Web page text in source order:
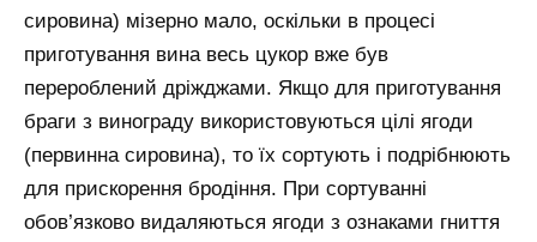
сировина) мізерно мало, оскільки в процесі
приготування вина весь цукор вже був
перероблений дріжджами. Якщо для приготування
браги з винограду використовуються цілі ягоди
(первинна сировина), то їх сортують і подрібнюють
для прискорення бродіння. При сортуванні
обов’язково видаляються ягоди з ознаками гниття